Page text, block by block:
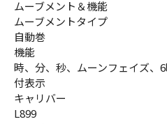
ムーブメント＆機能
ムーブメントタイプ
自動巻
機能
時、分、秒、ムーンフェイズ、
付表示
キャリバー
L899